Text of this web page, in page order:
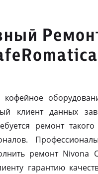
клиент данных
ремонт
ремонт Nivona
гарантию